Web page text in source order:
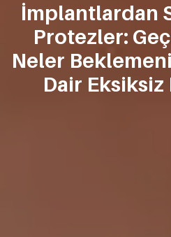
İmplantlardan
Protezler:
Neler
Dair Eksiksiz